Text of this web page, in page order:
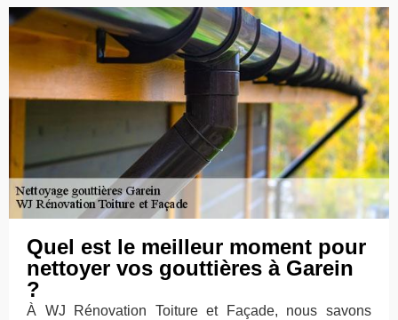
Quel est le meilleur moment pour
nettoyer vos gouttières à Garein
?
À WJ Rénovation Toiture et Façade, nous savons